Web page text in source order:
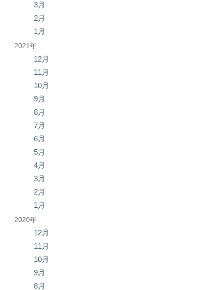
3月
2月
1月
2021年
12月
11月
10月
9月
8月
7月
6月
5月
4月
3月
2月
1月
2020年
12月
11月
10月
9月
8月